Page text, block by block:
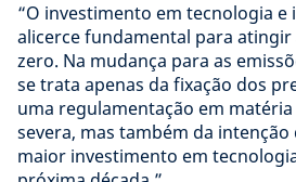
“O investimento em tecnologia e
alicerce fundamental para
zero. Na mudança para as
se trata apenas da fixação dos
uma regulamentação em
severa, mas também da
maior investimento em